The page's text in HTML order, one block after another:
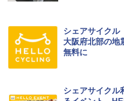
シェアサイクル
大阪府北部の地
無料に
シェアサイクル